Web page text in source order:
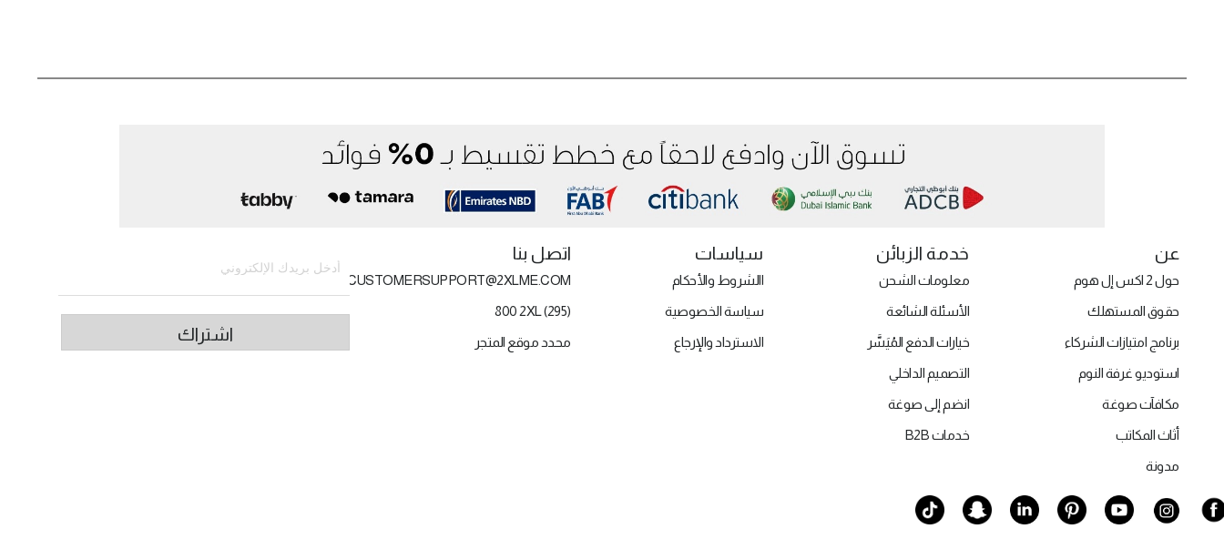
عن
حول 2 اكس إل هوم
حقوق المستهلك
برنامج امتيازات الشركاء
استوديو غرفة النوم
مكافآت صوغة
أثاث المكاتب
مدونة
خدمة الزبائن
معلومات الشحن
الأسئلة الشائعة
خيارات الدفع المُيَسَّر
التصميم الداخلي
انضم إلى صوغة
خدمات B2B
سياسات
االشروط والأحكام
سياسة الخصوصية
الاسترداد والإرجاع
اتصل بنا
CUSTOMERSUPPORT@2XLME.COM
800 2XL (295)
محدد موقع المتجر
اشتراك